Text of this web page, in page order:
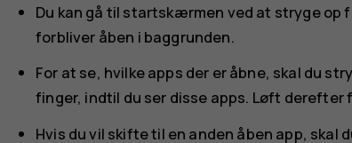
Du kan gå til startskærmen ved at stryge op
forbliver åben i baggrunden.
For at se, hvilke apps der er åbne, skal du
finger, indtil du ser disse apps. Løft derefter
Hvis du vil skifte til en anden åben app, skal